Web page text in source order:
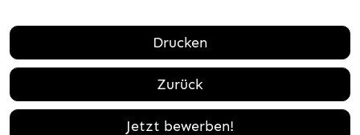
Drucken
Zurück
Jetzt bewerben!